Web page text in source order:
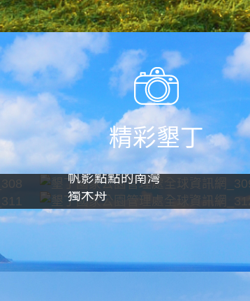
精彩墾丁
帆影點點的南灣
獨木舟